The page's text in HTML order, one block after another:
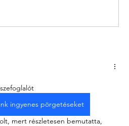
ingyenes pörgetéseket
mert részletesen bemutatta,